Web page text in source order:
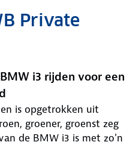
Private
i3 rijden voor een
is opgetrokken uit
groener, groenst zeg
de BMW i3 is met zo'n